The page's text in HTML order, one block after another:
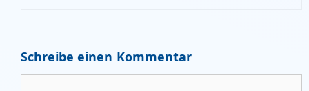
Schreibe einen Kommentar